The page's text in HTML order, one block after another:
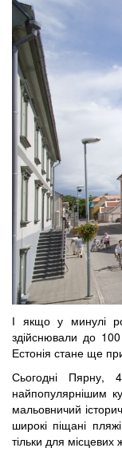
І якщо у минулі
здійснювали до 100
Естонія стане ще
Сьогодні Пярну,
найпопулярнішим
мальовничий
широкі піщані
тільки для місцевих